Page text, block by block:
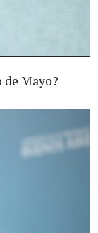
Mayo?